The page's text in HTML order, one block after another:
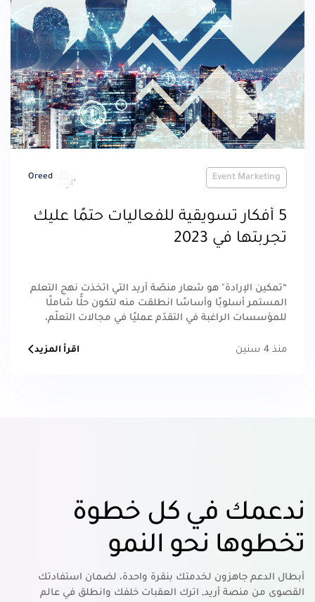
Event Marketing
Oreed
5 أفكار تسويقية للفعاليات حتمًا عليك
تجربتها في 2023
“تمكين الإرادة" هو شعار منصّة أريد التي اتخذت نهج التعلم
المستمر أسلوبًا وأساسًا انطلقت منه لتكون حلًّا شاملًا
للمؤسسات الراغبة في التقدّم عمليًا في مجالات التعلّم،
منذ 4 سنين
اقرأ المزيد
ندعمك في كل خطوة
تخطوها نحو النمو
أبطال الدعم جاهزون لخدمتك بنقرة واحدة، لضمان استفادتك
القصوى من منصة أريد, اترك العقبات خلفك وانطلق في عالم